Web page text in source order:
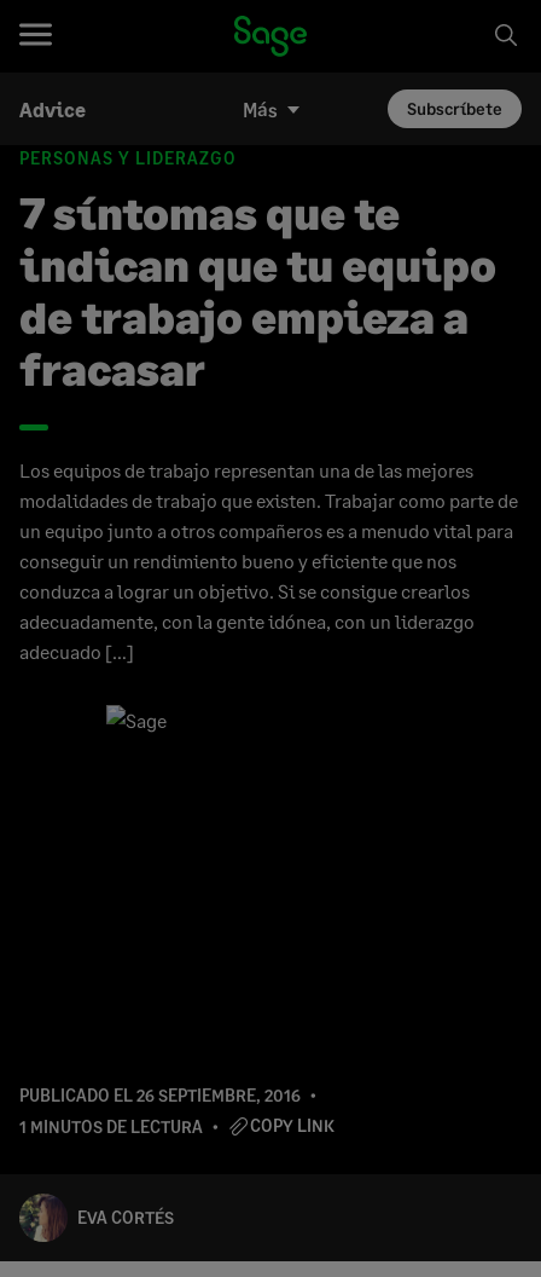
Advice Más Subscríbete
PERSONAS Y LIDERAZGO
7 síntomas que te
indican que tu equipo
de trabajo empieza a
fracasar
Los equipos de trabajo representan una de las mejores
modalidades de trabajo que existen. Trabajar como parte de
un equipo junto a otros compañeros es a menudo vital para
conseguir un rendimiento bueno y eficiente que nos
conduzca a lograr un objetivo. Si se consigue crearlos
adecuadamente, con la gente idónea, con un liderazgo
adecuado […]
PUBLICADO EL26 SEPTIEMBRE, 2016
1 MINUTOS DE LECTURA
COPY LINK
EVA CORTÉS